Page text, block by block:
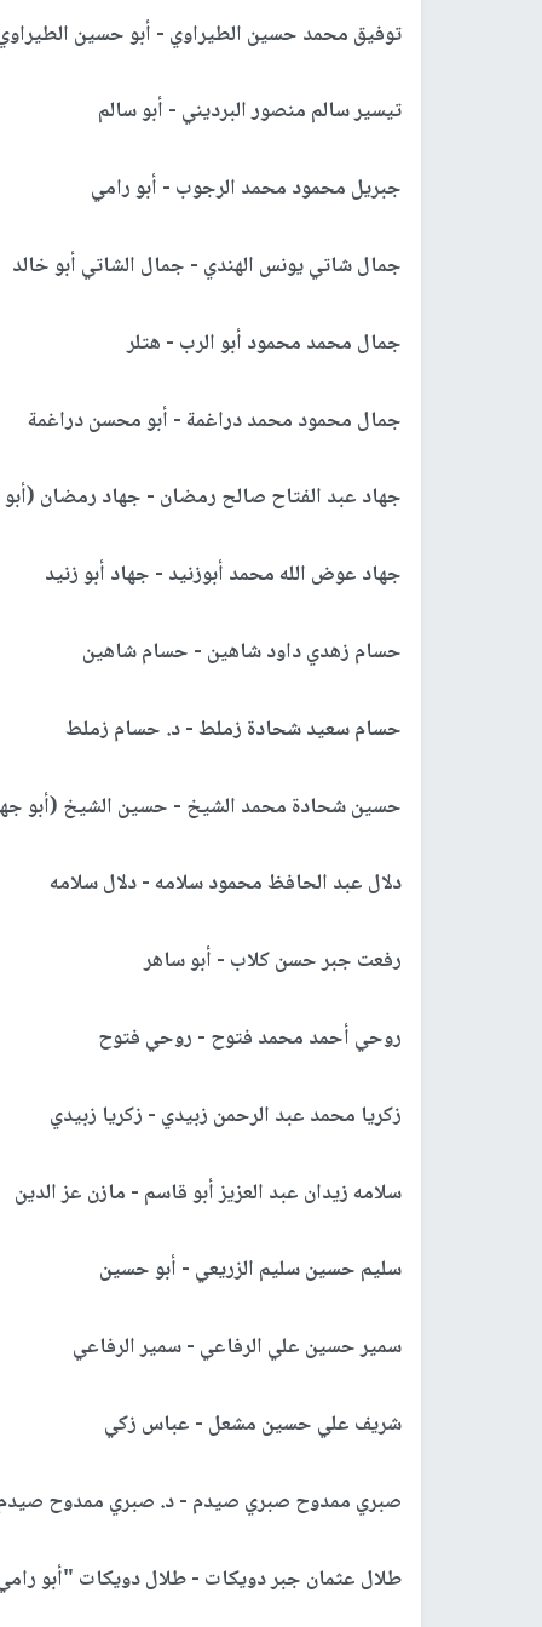
توفيق محمد حسين الطيراوي - أبو حسين
تيسير سالم منصور البرديني - أبو سالم
جبريل محمود محمد الرجوب - أبو رامي
جمال شاتي يونس الهندي - جمال الشاتي أبو خالد
جمال محمد محمود أبو الرب - هتلر
جمال محمود محمد دراغمة - أبو محسن دراغمة
جهاد عبد الفتاح صالح رمضان - جهاد رمضان
جهاد عوض الله محمد أبوزنيد - جهاد أبو زنيد
حسام زهدي داود شاهين - حسام شاهين
حسام سعيد شحادة زملط - د. حسام زملط
حسين شحادة محمد الشيخ - حسين الشيخ (أبو
دلال عبد الحافظ محمود سلامه - دلال سلامه
رفعت جبر حسن كلاب - أبو ساهر
روحي أحمد محمد فتوح - روحي فتوح
زكريا محمد عبد الرحمن زبيدي - زكريا زبيدي
سلامه زيدان عبد العزيز أبو قاسم - مازن عز الدين
سليم حسين سليم الزريعي - أبو حسين
سمير حسين علي الرفاعي - سمير الرفاعي
شريف علي حسين مشعل - عباس زكي
صبري ممدوح صبري صيدم - د. صبري ممدوح
طلال عثمان جبر دويكات - طلال دويكات "أبو